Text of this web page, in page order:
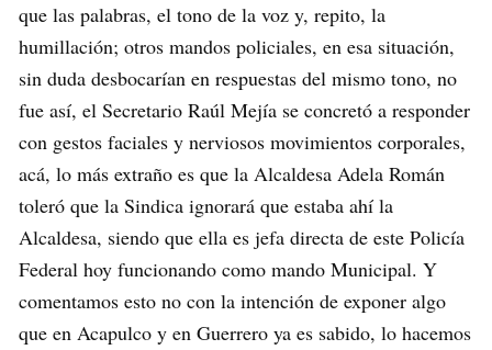
que las palabras, el tono de la voz y, repito, la
humillación; otros mandos policiales, en esa situación,
sin duda desbocarían en respuestas del mismo tono, no
fue así, el Secretario Raúl Mejía se concretó a responder
con gestos faciales y nerviosos movimientos corporales,
acá, lo más extraño es que la Alcaldesa Adela Román
toleró que la Sindica ignorará que estaba ahí la
Alcaldesa, siendo que ella es jefa directa de este Policía
Federal hoy funcionando como mando Municipal. Y
comentamos esto no con la intención de exponer algo
que en Acapulco y en Guerrero ya es sabido, lo hacemos